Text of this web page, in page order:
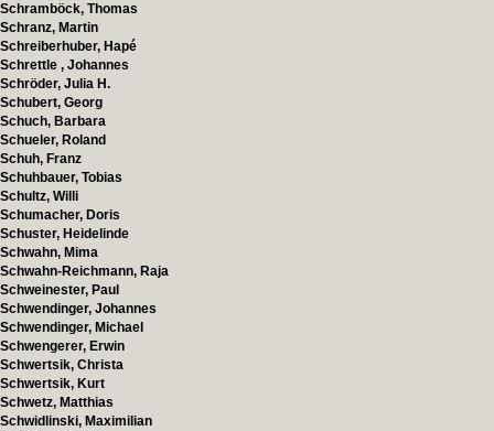
Schramböck, Thomas
Schranz, Martin
Schreiberhuber, Hapé
Schrettle , Johannes
Schröder, Julia H.
Schubert, Georg
Schuch, Barbara
Schueler, Roland
Schuh, Franz
Schuhbauer, Tobias
Schultz, Willi
Schumacher, Doris
Schuster, Heidelinde
Schwahn, Mima
Schwahn-Reichmann, Raja
Schweinester, Paul
Schwendinger, Johannes
Schwendinger, Michael
Schwengerer, Erwin
Schwertsik, Christa
Schwertsik, Kurt
Schwetz, Matthias
Schwidlinski, Maximilian